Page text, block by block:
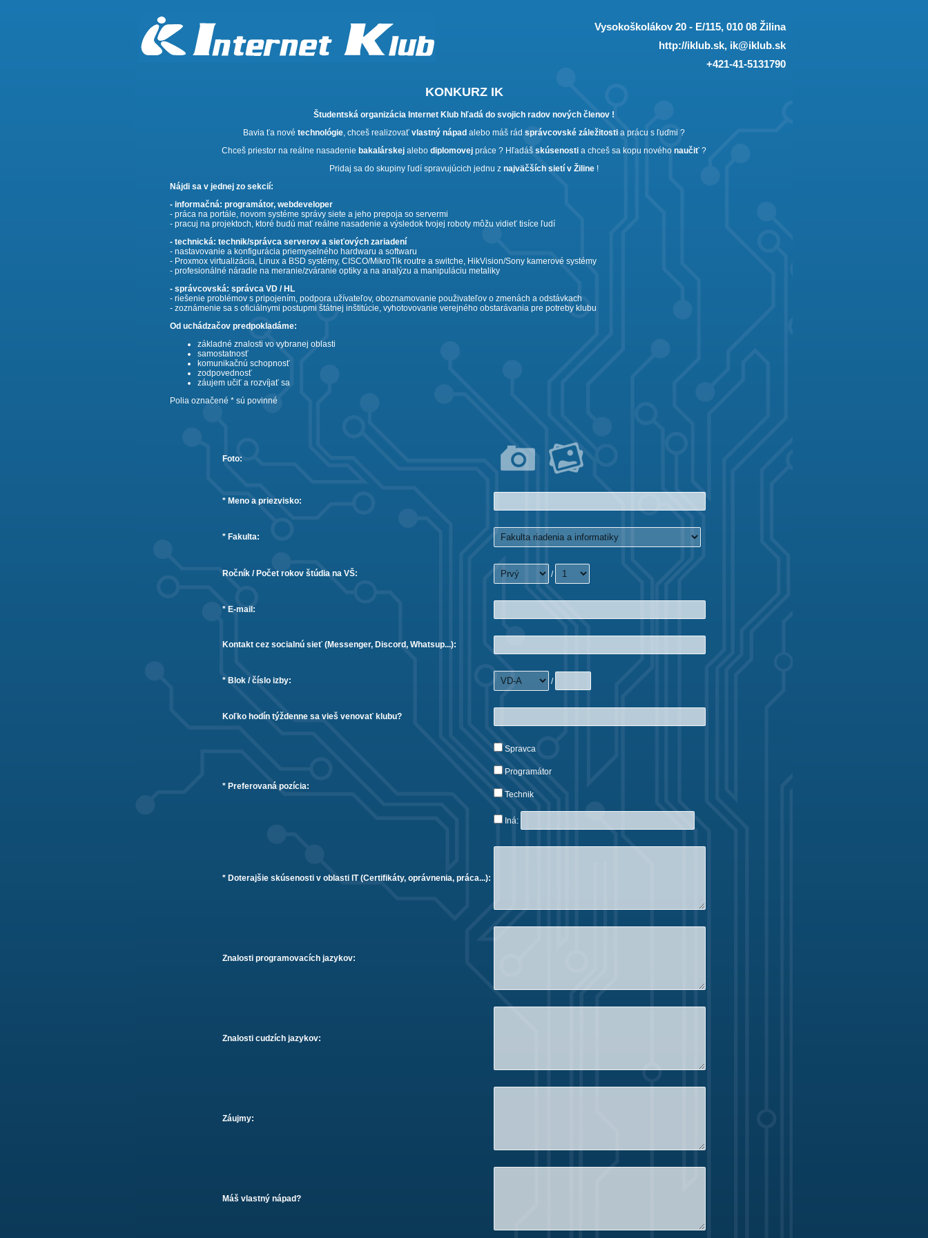
Vysokoškolákov 20 - E/115, 010 08 Žilina
http://iklub.sk, ik@iklub.sk
+421-41-5131790
KONKURZ IK
Študentská organizácia Internet Klub hľadá do svojich radov nových členov !
Bavia ťa nové technológie, chceš realizovať vlastný nápad alebo máš rád správcovské záležitosti a prácu s ľuďmi ?
Chceš priestor na reálne nasadenie bakalárskej alebo diplomovej práce ? Hľadáš skúsenosti a chceš sa kopu nového naučiť ?
Pridaj sa do skupiny ľudí spravujúcich jednu z najväčších sietí v Žiline !
Nájdi sa v jednej zo sekcií:
- informačná: programátor, webdeveloper
- práca na portále, novom systéme správy siete a jeho prepoja so servermi
- pracuj na projektoch, ktoré budú mať reálne nasadenie a výsledok tvojej roboty môžu vidieť tisíce ľudí
- technická: technik/správca serverov a sieťových zariadení
- nastavovanie a konfigurácia priemyselného hardwaru a softwaru
- Proxmox virtualizácia, Linux a BSD systémy, CISCO/MikroTik routre a switche, HikVision/Sony kamerové systémy
- profesionálné náradie na meranie/zváranie optiky a na analýzu a manipuláciu metaliky
- správcovská: správca VD / HL
- riešenie problémov s pripojením, podpora užívateľov, oboznamovanie použivateľov o zmenách a odstávkach
- zoznámenie sa s oficiálnymi postupmi štátnej inštitúcie, vyhotovovanie verejného obstarávania pre potreby klubu
Od uchádzačov predpokladáme:
základné znalosti vo vybranej oblasti
samostatnosť
komunikačnú schopnosť
zodpovednosť
záujem učiť a rozvíjať sa
Polia označené * sú povinné
Foto:
* Meno a priezvisko:
* Fakulta:
Ročník / Počet rokov štúdia na VŠ: /
* E-mail:
Kontakt cez socialnú sieť (Messenger, Discord, Whatsup...):
* Blok / číslo izby: /
Koľko hodín týždenne sa vieš venovať klubu?
* Preferovaná pozícia:
Spravca
Programátor
Technik
Iná:
* Doterajšie skúsenosti v oblasti IT (Certifikáty, oprávnenia, práca...):
Znalosti programovacích jazykov:
Znalosti cudzích jazykov:
Záujmy:
Máš vlastný nápad?